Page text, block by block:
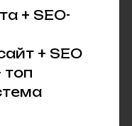
+ SEO-
+ SEO
топ